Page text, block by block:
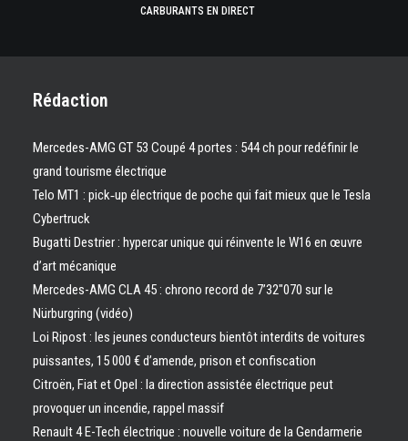
CARBURANTS EN DIRECT
Rédaction
Mercedes-AMG GT 53 Coupé 4 portes : 544 ch pour redéfinir le
grand tourisme électrique
Telo MT1 : pick‑up électrique de poche qui fait mieux que le Tesla
Cybertruck
Bugatti Destrier : hypercar unique qui réinvente le W16 en œuvre
d’art mécanique
Mercedes-AMG CLA 45 : chrono record de 7’32″070 sur le
Nürburgring (vidéo)
Loi Ripost : les jeunes conducteurs bientôt interdits de voitures
puissantes, 15 000 € d’amende, prison et confiscation
Citroën, Fiat et Opel : la direction assistée électrique peut
provoquer un incendie, rappel massif
Renault 4 E-Tech électrique : nouvelle voiture de la Gendarmerie